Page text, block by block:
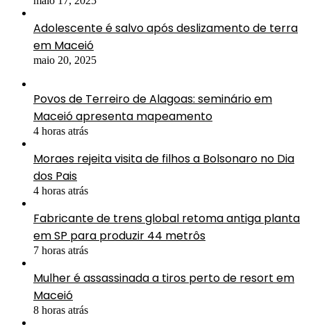
Adolescente é salvo após deslizamento de terra
em Maceió
maio 20, 2025
Povos de Terreiro de Alagoas: seminário em
Maceió apresenta mapeamento
4 horas atrás
Moraes rejeita visita de filhos a Bolsonaro no Dia
dos Pais
4 horas atrás
Fabricante de trens global retoma antiga planta
em SP para produzir 44 metrôs
7 horas atrás
Mulher é assassinada a tiros perto de resort em
Maceió
8 horas atrás